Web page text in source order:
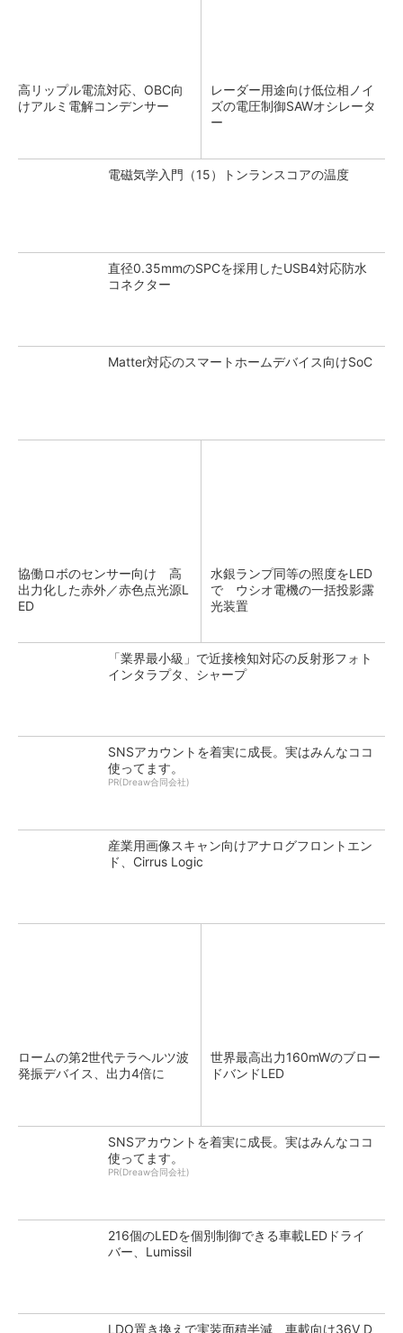
高リップル電流対応、OBC向
けアルミ電解コンデンサー
レーダー用途向け低位相ノイ
ズの電圧制御SAWオシレータ
ー
電磁気学入門（15）トンランスコアの温度
直径0.35mmのSPCを採用したUSB4対応防水
コネクター
Matter対応のスマートホームデバイス向けSoC
協働ロボのセンサー向け 高
出力化した赤外／赤色点光源L
ED
水銀ランプ同等の照度をLED
で ウシオ電機の一括投影露
光装置
「業界最小級」で近接検知対応の反射形フォト
インタラプタ、シャープ
SNSアカウントを着実に成長。実はみんなココ
使ってます。
PR(Dreaw合同会社)
産業用画像スキャン向けアナログフロントエン
ド、Cirrus Logic
ロームの第2世代テラヘルツ波
発振デバイス、出力4倍に
世界最高出力160mWのブロー
ドバンドLED
SNSアカウントを着実に成長。実はみんなココ
使ってます。
PR(Dreaw合同会社)
216個のLEDを個別制御できる車載LEDドライ
バー、Lumissil
LDO置き換えで実装面積半減、車載向け36V D